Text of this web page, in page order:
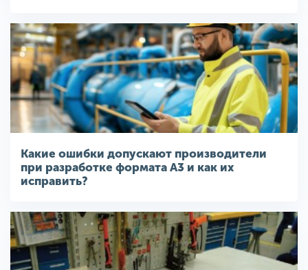
Какие ошибки допускают производители
при разработке формата A3 и как их
исправить?